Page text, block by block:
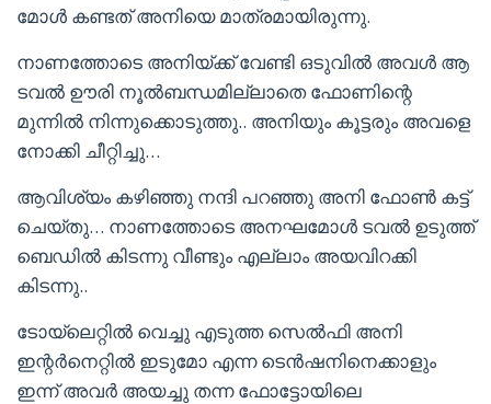
മോൾ കണ്ടത് അനിയെ മാത്രമായിരുന്നു.
നാണത്തോടെ അനിയ്ക്ക് വേണ്ടി ഒടുവിൽ അവൾ ആ
ടവൽ ഊരി നൂൽബന്ധമില്ലാതെ ഫോണിന്റെ
മുന്നിൽ നിന്നുക്കൊടുത്തു.. അനിയും കൂട്ടരും അവളെ
നോക്കി ചീറ്റിച്ചു…
ആവിശ്യം കഴിഞ്ഞു നന്ദി പറഞ്ഞു അനി ഫോൺ കട്ട്‌
ചെയ്തു… നാണത്തോടെ അനഘമോൾ ടവൽ ഉടുത്ത്
ബെഡിൽ കിടന്നു വീണ്ടും എല്ലാം അയവിറക്കി
കിടന്നു..
ടോയ്‌ലെറ്റിൽ വെച്ചു എടുത്ത സെൽഫി അനി
ഇന്റർനെറ്റിൽ ഇടുമോ എന്ന ടെൻഷനിനെക്കാളും
ഇന്ന് അവർ അയച്ചു തന്ന ഫോട്ടോയിലെ